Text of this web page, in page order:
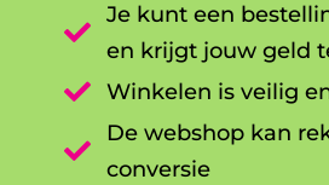

Je kunt een
en krijgt jouw geld

Winkelen is veilig

De webshop kan
conversie